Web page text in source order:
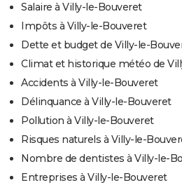
Salaire à Villy-le-Bouveret
Impôts à Villy-le-Bouveret
Dette et budget de Villy-le-
Climat et historique météo de
Accidents à Villy-le-Bouveret
Délinquance à Villy-le-Bouveret
Pollution à Villy-le-Bouveret
Risques naturels à Villy-le-
Nombre de dentistes à Villy-le-
Entreprises à Villy-le-Bouveret